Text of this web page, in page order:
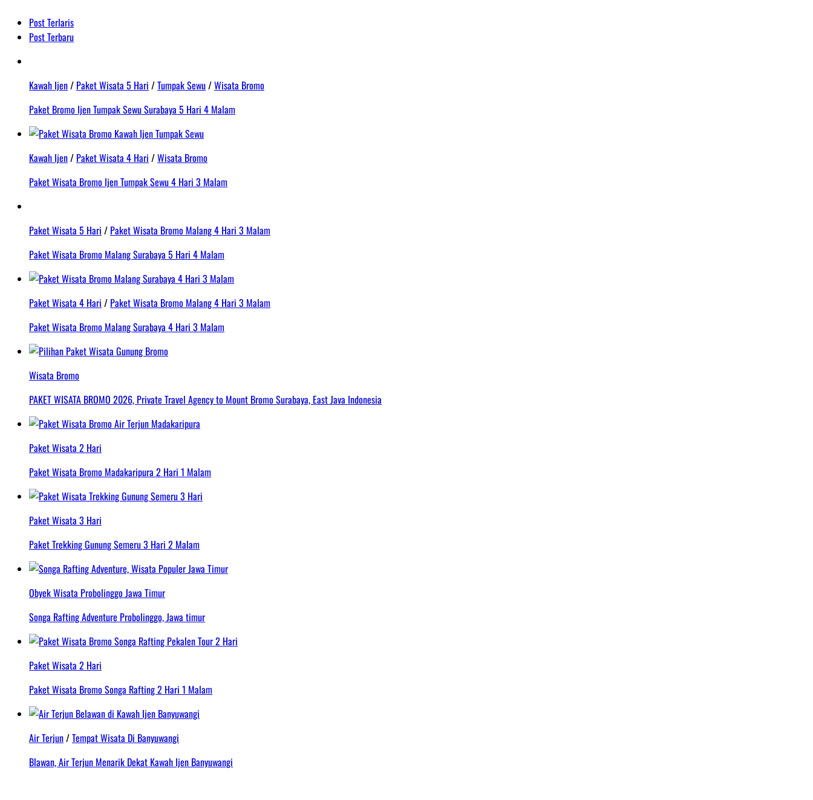
Post Terlaris
Post Terbaru
Kawah Ijen/ Paket Wisata 5 Hari /Tumpak Sewu/Wisata Bromo
Paket Bromo Ijen Tumpak Sewu Surabaya 5 Hari 4 Malam
Kawah Ijen/ Paket Wisata 4 Hari /Wisata Bromo
Paket Wisata Bromo Ijen Tumpak Sewu 4 Hari 3 Malam
Paket Wisata 5 Hari / Paket Wisata Bromo Malang 4 Hari 3 Malam
Paket Wisata Bromo Malang Surabaya 5 Hari 4 Malam
Paket Wisata 4 Hari / Paket Wisata Bromo Malang 4 Hari 3 Malam
Paket Wisata Bromo Malang Surabaya 4 Hari 3 Malam
Wisata Bromo
PAKET WISATA BROMO 2026, Private Travel Agency to Mount Bromo Surabaya, East Java Indonesia
Paket Wisata 2 Hari
Paket Wisata Bromo Madakaripura 2 Hari 1 Malam
Paket Wisata 3 Hari
Paket Trekking Gunung Semeru 3 Hari 2 Malam
Obyek Wisata Probolinggo Jawa Timur
Songa Rafting Adventure Probolinggo, Jawa timur
Paket Wisata 2 Hari
Paket Wisata Bromo Songa Rafting 2 Hari 1 Malam
Air Terjun/Tempat Wisata Di Banyuwangi
Blawan, Air Terjun Menarik Dekat Kawah Ijen Banyuwangi